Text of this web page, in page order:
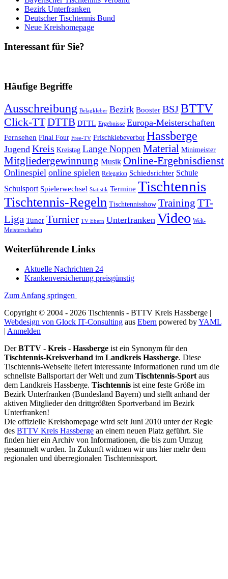
Bezirk Unterfranken
Deutscher Tischtennis Bund
Neue Kreishomepage
Interessant für Sie?
Häufige Begriffe
Ausschreibung Belagkleber Bezirk Booster BSJBTTV
Click-TTDTTB DTTL Ergebnisse Europa-Meisterschaften
Fernsehen Final Four Free-TV Frischklebeverbot Hassberge
Jugend Kreis Kreistag Lange NoppenMaterial Minimeister
Mitgliedergewinnung Musik Online-Ergebnisdienst
Onlinespiel online spielen Relegation Schiedsrichter Schule
Schulsport Spielerwechsel Statistik Termine Tischtennis
Tischtennis-Regeln Tischtennisshow Training TT-
Liga Tuner Turnier TV Ebern Unterfranken Video Welt-
Meisterschaften
Weiterführende Links
Aktuelle Nachrichten 24
Krankenversicherung preisgünstig
Zum Anfang springen
Copyright © 2004 - 2026 Tischtennis - BTTV Kreis Hassberge |
Webdesign von Glock IT-Consulting aus Ebern powered byYAML
| Anmelden
DerBTTV - Kreis - Hassberge ist ein Synonym für den
Tischtennis-Kreisverband im Landkreis Hassberge. Diese
Tischtennis-Webseite liefert interessante Informationen rund um die
schnellste Ballsportart der Welt und zum Tischtennis-Sport aus
dem Landkreis Hassberge. Tischtennis ist eine feste Größe im
Bezirk Unterfranken (Bundesland Bayern) und stellt anhand der
aktiven Mitglieder den drittgrößten Sportverband im Bezirk
Unterfranken!
Die offizielle Kreishomepage wird seit Juni 2010 unter der Regie
des BTTV Kreis Hassberge an einem neuen Platz geführt. Sie
finden hier ein Archiv von Informationen, die bis zum Umzug
gesammelt wurden. In Zukunft widmen wir uns hier mehr dem
regionalen und überregionalen Tischtennissport.